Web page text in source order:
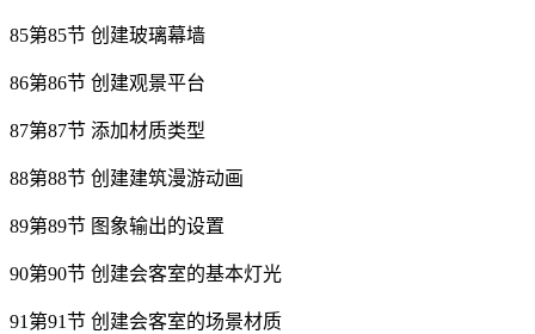
85第85节 创建玻璃幕墙
86第86节 创建观景平台
87第87节 添加材质类型
88第88节 创建建筑漫游动画
89第89节 图象输出的设置
90第90节 创建会客室的基本灯光
91第91节 创建会客室的场景材质